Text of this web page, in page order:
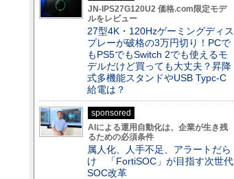
JN-IPS27G120U2 価格.com限定モデ
ルをレビュー
27型4K・120Hzゲーミングディス
プレーが破格の3万円切り！PCで
もPS5でもSwitch 2でも使えるモ
デルだけど買っても大丈夫？昇降
式多機能スタンドやUSB Typc-C
給電は？
sponsored
AIによる運用自動化は、企業が生き残
るための必須条件
属人化、人手不足、アラートだら
け 「FortiSOC」が目指す次世代
SOC改革